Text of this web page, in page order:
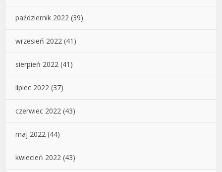
październik 2022 (39)
wrzesień 2022 (41)
sierpień 2022 (41)
lipiec 2022 (37)
czerwiec 2022 (43)
maj 2022 (44)
kwiecień 2022 (43)